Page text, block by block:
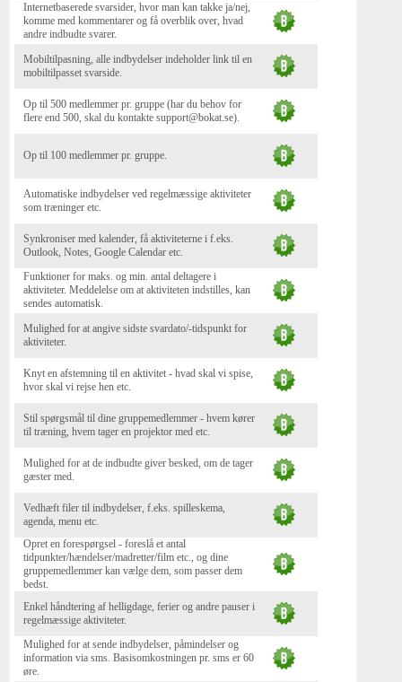
Internetbaserede svarsider, hvor man kan takke ja/nej,
komme med kommentarer og få overblik over, hvad
andre indbudte svarer.
Mobiltilpasning, alle indbydelser indeholder link til en
mobiltilpasset svarside.
Op til 500 medlemmer pr. gruppe (har du behov for
flere end 500, skal du kontakte support@bokat.se).
Op til 100 medlemmer pr. gruppe.
Automatiske indbydelser ved regelmæssige aktiviteter
som træninger etc.
Synkroniser med kalender, få aktiviteterne i f.eks.
Outlook, Notes, Google Calendar etc.
Funktioner for maks. og min. antal deltagere i
aktiviteter. Meddelelse om at aktiviteten indstilles, kan
sendes automatisk.
Mulighed for at angive sidste svardato/-tidspunkt for
aktiviteter.
Knyt en afstemning til en aktivitet - hvad skal vi spise,
hvor skal vi rejse hen etc.
Stil spørgsmål til dine gruppemedlemmer - hvem kører
til træning, hvem tager en projektor med etc.
Mulighed for at de indbudte giver besked, om de tager
gæster med.
Vedhæft filer til indbydelser, f.eks. spilleskema,
agenda, menu etc.
Opret en forespørgsel - foreslå et antal
tidpunkter/hændelser/madretter/film etc., og dine
gruppemedlemmer kan vælge dem, som passer dem
bedst.
Enkel håndtering af helligdage, ferier og andre pauser i
regelmæssige aktiviteter.
Mulighed for at sende indbydelser, påmindelser og
information via sms. Basisomkostningen pr. sms er 60
øre.